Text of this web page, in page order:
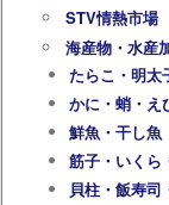
STV情熱市場
海産物・水産
たらこ・明太
かに・蛸・え
鮮魚・干し魚
筋子・いくら
貝柱・飯寿